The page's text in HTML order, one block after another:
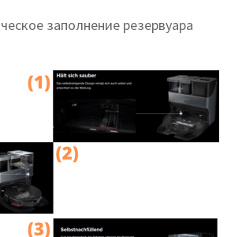
заполнение резервуара